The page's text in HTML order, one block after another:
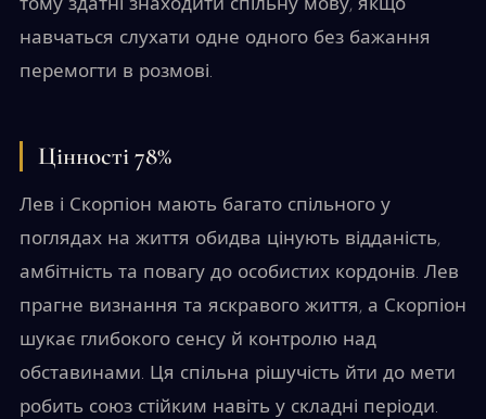
тому здатні знаходити спільну мову, якщо
навчаться слухати одне одного без бажання
перемогти в розмові.
Цінності 78%
Лев і Скорпіон мають багато спільного у
поглядах на життя обидва цінують відданість,
амбітність та повагу до особистих кордонів. Лев
прагне визнання та яскравого життя, а Скорпіон
шукає глибокого сенсу й контролю над
обставинами. Ця спільна рішучість йти до мети
робить союз стійким навіть у складні періоди.